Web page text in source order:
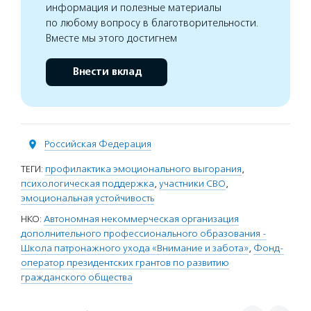
информация и полезные материалы
по любому вопросу в благотворительности.
Вместе мы этого достигнем
Внести вклад
Российская Федерация
ТЕГИ: профилактика эмоционального выгорания,
психологическая поддержка, участники СВО,
эмоциональная устойчивость
НКО: Автономная некоммерческая организация
дополнительного профессионального образования -
Школа патронажного ухода «Внимание и забота», Фонд-
оператор президентских грантов по развитию
гражданского общества